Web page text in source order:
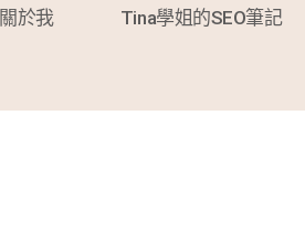
關於我 Tina學姐的SEO筆記